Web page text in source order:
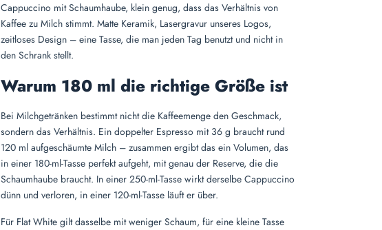
Cappuccino mit Schaumhaube, klein genug, dass das Verhältnis von
Kaffee zu Milch stimmt. Matte Keramik, Lasergravur unseres Logos,
zeitloses Design – eine Tasse, die man jeden Tag benutzt und nicht in
den Schrank stellt.
Warum 180 ml die richtige Größe ist
Bei Milchgetränken bestimmt nicht die Kaffeemenge den Geschmack,
sondern das Verhältnis. Ein doppelter Espresso mit 36 g braucht rund
120 ml aufgeschäumte Milch – zusammen ergibt das ein Volumen, das
in einer 180-ml-Tasse perfekt aufgeht, mit genau der Reserve, die die
Schaumhaube braucht. In einer 250-ml-Tasse wirkt derselbe Cappuccino
dünn und verloren, in einer 120-ml-Tasse läuft er über.
Für Flat White gilt dasselbe mit weniger Schaum, für eine kleine Tasse